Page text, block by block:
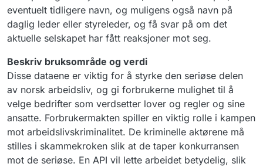
eventuelt tidligere navn, og muligens også navn på
daglig leder eller styreleder, og få svar på om det
aktuelle selskapet har fått reaksjoner mot seg.
Beskriv bruksområde og verdi
Disse dataene er viktig for å styrke den seriøse delen
av norsk arbeidsliv, og gi forbrukerne mulighet til å
velge bedrifter som verdsetter lover og regler og sine
ansatte. Forbrukermakten spiller en viktig rolle i kampen
mot arbeidslivskriminalitet. De kriminelle aktørene må
stilles i skammekroken slik at de taper konkurransen
mot de seriøse. En API vil lette arbeidet betydelig, slik